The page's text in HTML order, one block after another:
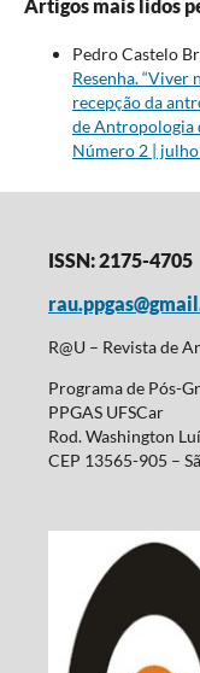
Artigos mais lidos
Pedro Castelo
Resenha. “Viver
recepção da
de Antropologia
Número 2 |
ISSN: 2175-4705
R@U – Revista de
Programa de Pós-
PPGAS UFSCar
Rod. Washington
CEP 13565-905 –